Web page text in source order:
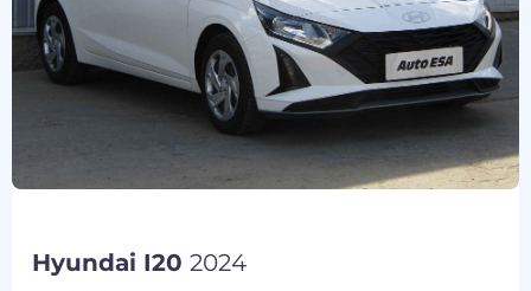
Hyundai I202024